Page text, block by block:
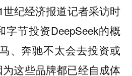
纪经济报道记者采访时
节投资DeepSeek的概
、奔驰不太会去投资或
这些品牌都已经自成体